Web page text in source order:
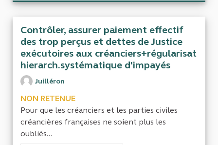
Contrôler, assurer paiement effectif
des trop perçus et dettes de Justice
exécutoires aux créanciers+régularisat
hierarch.systématique d'impayés
Juilléron
NON RETENUE
Pour que les créanciers et les parties civiles
créancières françaises ne soient plus les
oubliés...